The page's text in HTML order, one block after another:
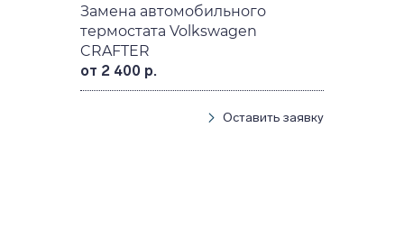
Замена автомобильного
термостата Volkswagen
CRAFTER
от 2 400 р.
Оставить заявку